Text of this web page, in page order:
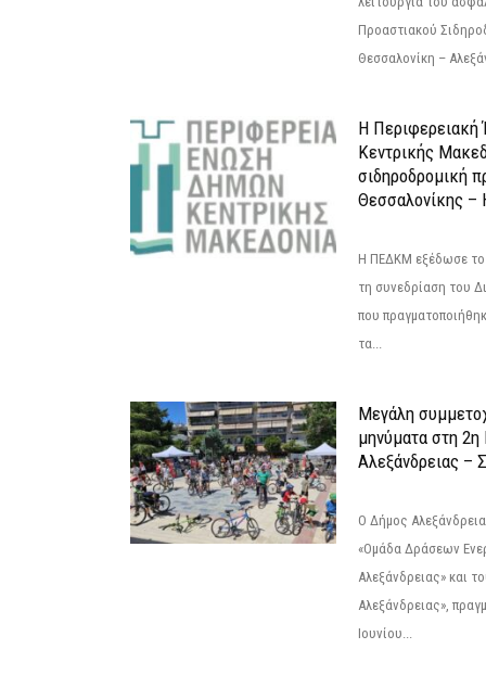
Προαστιακού
Θεσσαλονίκη –
Η
Κεντρικής
σιδηροδρομική
Θεσσαλονίκης –
Η ΠΕΔΚΜ εξέδωσε το
τη συνεδρίαση του
που
τα...
Μεγάλη
μηνύματα στη
Αλεξάνδρειας –
Ο Δήμος
«Ομάδα Δράσεων
Αλεξάνδρειας» και
Αλεξάνδρειας»,
Ιουνίου...